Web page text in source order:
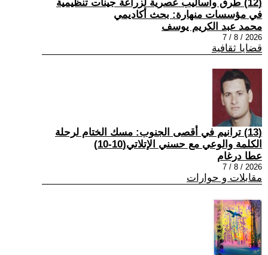
(12) طرق وأساليب عصرية لزراعة جينات تنظيمية
في مؤسسات منهارة: بحث أكاديمي
محمد عبد الكريم يوسف
2026 / 8 / 7
قضايا ثقافية
(13) ترانيم في أقصى الجنوب: مسك الختام لرحلة
الكلمة والوعي مع حسني الإتلاتي(10-10)
عطا درغام
2026 / 8 / 7
مقابلات و حوارات